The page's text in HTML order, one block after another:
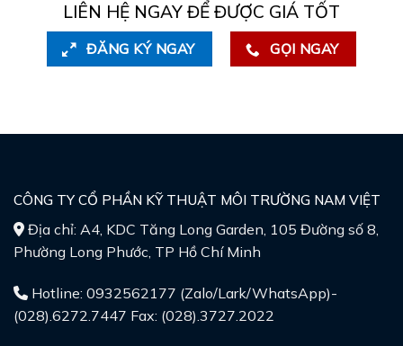
LIÊN HỆ NGAY ĐỂ ĐƯỢC GIÁ TỐT
ĐĂNG KÝ NGAY GỌI NGAY
CÔNG TY CỔ PHẦN KỸ THUẬT MÔI TRƯỜNG NAM VIỆT
Địa chỉ: A4, KDC Tăng Long Garden, 105 Đường số 8,
Phường Long Phước, TP Hồ Chí Minh
Hotline: 0932562177 (Zalo/Lark/WhatsApp)-
(028).6272.7447 Fax: (028).3727.2022